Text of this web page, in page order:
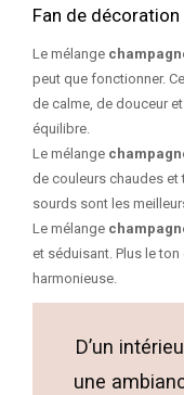
Fan de décoration
Le mélange
peut que fonctionner.
de calme, de douceur
équilibre.
Le mélange
de couleurs chaudes
sourds sont les
Le mélange
et séduisant. Plus le
harmonieuse.
D’un
une